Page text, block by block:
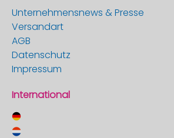
Unternehmensnews & Presse
Versandart
AGB
Datenschutz
Impressum
International